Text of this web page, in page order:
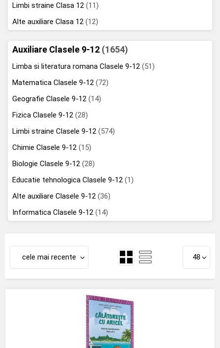
Limbi straine Clasa 12 (11)
Alte auxiliare Clasa 12 (12)
Auxiliare Clasele 9-12 (1654)
Limba si literatura romana Clasele 9-12 (51)
Matematica Clasele 9-12 (72)
Geografie Clasele 9-12 (14)
Fizica Clasele 9-12 (28)
Limbi straine Clasele 9-12 (574)
Chimie Clasele 9-12 (15)
Biologie Clasele 9-12 (28)
Educatie tehnologica Clasele 9-12 (1)
Alte auxiliare Clasele 9-12 (36)
Informatica Clasele 9-12 (14)
cele mai recente 48